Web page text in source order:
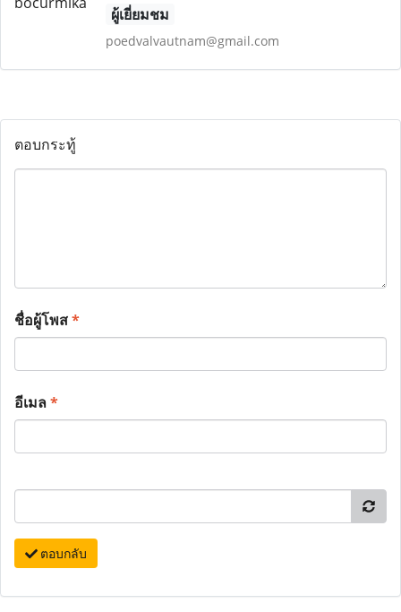
ผู้เยี่ยมชม
poedvalvautnam@gmail.com
ตอบกระทู้
ชื่อผู้โพส*
อีเมล*
ตอบกลับ